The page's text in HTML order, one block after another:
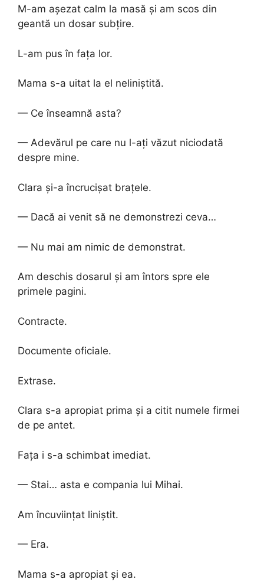
M-am așezat calm la masă și am scos din
geantă un dosar subțire.
L-am pus în fața lor.
Mama s-a uitat la el neliniștită.
— Ce înseamnă asta?
— Adevărul pe care nu l-ați văzut niciodată
despre mine.
Clara și-a încrucișat brațele.
— Dacă ai venit să ne demonstrezi ceva…
— Nu mai am nimic de demonstrat.
Am deschis dosarul și am întors spre ele
primele pagini.
Contracte.
Documente oficiale.
Extrase.
Clara s-a apropiat prima și a citit numele firmei
de pe antet.
Fața i s-a schimbat imediat.
— Stai… asta e compania lui Mihai.
Am încuviințat liniștit.
— Era.
Mama s-a apropiat și ea.